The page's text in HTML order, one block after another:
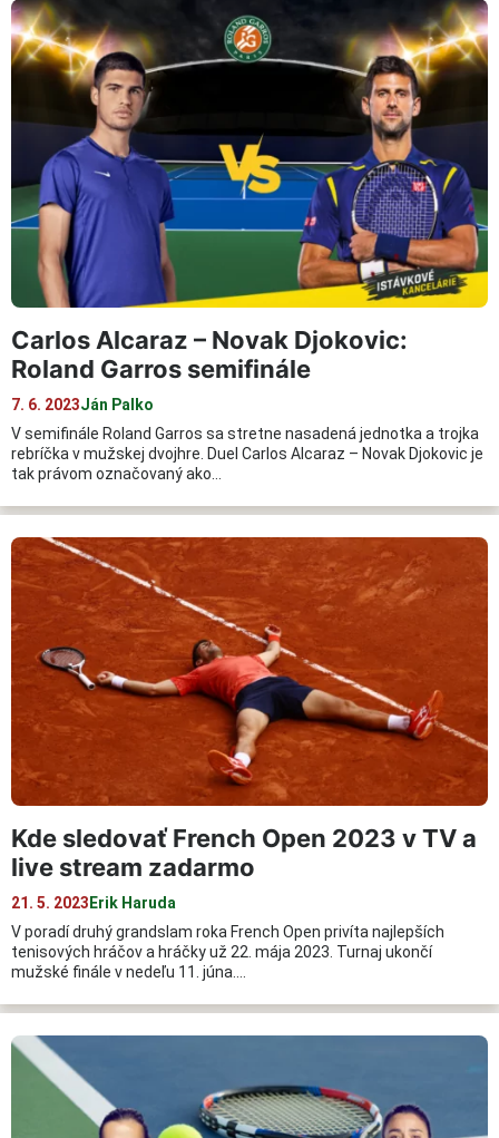
Carlos Alcaraz – Novak Djokovic:
Roland Garros semifinále
7. 6. 2023Ján Palko
V semifinále Roland Garros sa stretne nasadená jednotka a trojka
rebríčka v mužskej dvojhre. Duel Carlos Alcaraz – Novak Djokovic je
tak právom označovaný ako…
Kde sledovať French Open 2023 v TV a
live stream zadarmo
21. 5. 2023 Erik Haruda
V poradí druhý grandslam roka French Open privíta najlepších
tenisových hráčov a hráčky už 22. mája 2023. Turnaj ukončí
mužské finále v nedeľu 11. júna.…